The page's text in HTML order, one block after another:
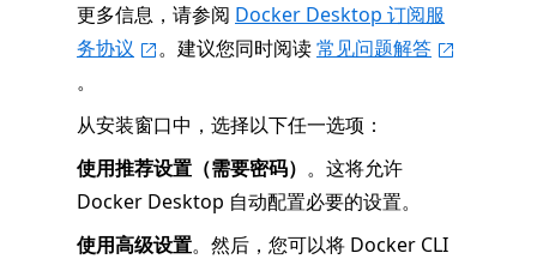
更多信息，请参阅 Docker Desktop 订阅服
务协议
。建议您同时阅读常见问题解答
。
从安装窗口中，选择以下任一选项：
使用推荐设置（需要密码） 。这将允许
Docker Desktop 自动配置必要的设置。
使用高级设置。然后，您可以将 Docker CLI